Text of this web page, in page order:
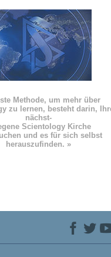
Methode, um mehr über
zu lernen, besteht darin,
nächst-
Scientology Kirche
und es für sich selbst
herauszufinden. »